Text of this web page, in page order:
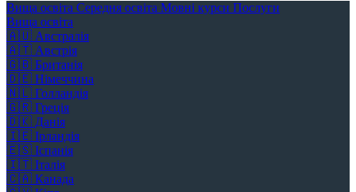
Вища освіта Середня освіта Мовні курси Послуги
Вища освіта
🇦🇺 Австралія
🇦🇹 Австрія
🇬🇧 Британія
🇩🇪 Німеччина
🇳🇱 Голландія
🇬🇷 Греція
🇩🇰 Данія
🇮🇪 Ірландія
🇪🇸 Іспанія
🇮🇹 Італія
🇨🇦 Канада